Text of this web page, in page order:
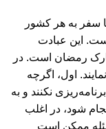
سفر به هر کشور
این عبادت
رمضان است. در
اول، اگرچه
نکنند و به
شود، در اغلب
ممکن است